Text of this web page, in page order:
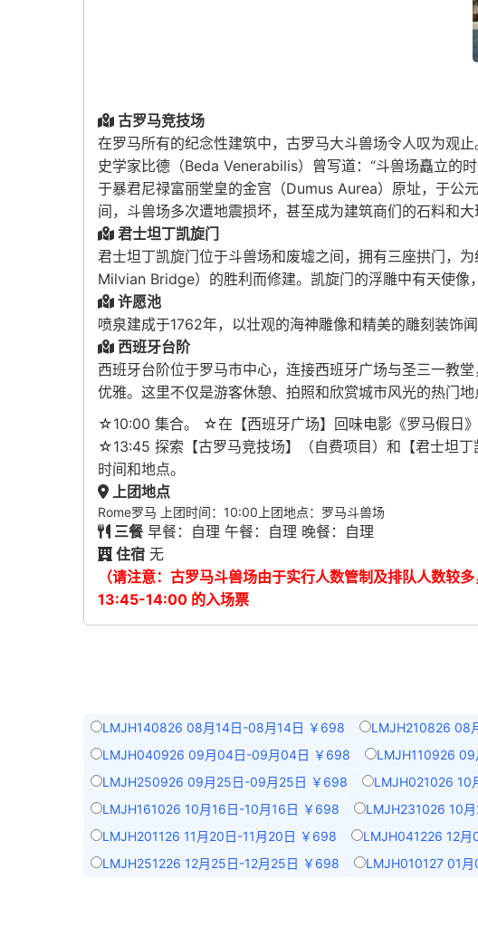
古罗马竞技场
在罗马所有的纪念性建筑中，古罗马大斗兽场令人叹为观
史学家比德（Beda Venerabilis）曾写道：“斗兽场矗立的
于暴君尼禄富丽堂皇的金宫（Dumus Aurea）原址，于公
间，斗兽场多次遭地震损坏，甚至成为建筑商们的石料和
君士坦丁凯旋门
君士坦丁凯旋门位于斗兽场和废墟之间，拥有三座拱门，
Milvian Bridge）的胜利而修建。凯旋门的浮雕中有天使像
许愿池
喷泉建成于1762年，以壮观的海神雕像和精美的雕刻装饰
西班牙台阶
西班牙台阶位于罗马市中心，连接西班牙广场与圣三一教
优雅。这里不仅是游客休憩、拍照和欣赏城市风光的热门
☆10:00 集合。 ☆在【西班牙广场】回味电影《罗马假日
☆13:45 探索【古罗马竞技场】（自费项目）和【君士坦
时间和地点。
上团地点
Rome罗马 上团时间：10:00上团地点：罗马斗兽场
三餐 早餐：自理 午餐：自理 晚餐：自理
住宿 无
（请注意：古罗马斗兽场由于实行人数管制及排队人数较
13:45-14:00 的入场票
LMJH140826 08月14日-08月14日 ￥698 LMJH210826 08
LMJH040926 09月04日-09月04日 ￥698
LMJH110926
LMJH250926 09月25日-09月25日 ￥698
LMJH021026 10
LMJH161026 10月16日-10月16日 ￥698
LMJH231026 10
LMJH201126 11月20日-11月20日 ￥698
LMJH041226 12
LMJH251226 12月25日-12月25日 ￥698
LMJH010127 01